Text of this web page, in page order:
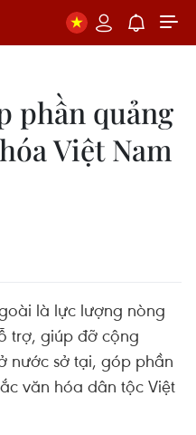
phần quảng
Việt Nam
là lực lượng nòng
trợ, giúp đỡ cộng
nước sở tại, góp phần
văn hóa dân tộc Việt